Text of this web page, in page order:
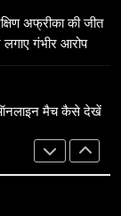
से जुड़ी हर
Fixing: दक्षिण
अफ्रीका की जीत
गंभीर आरोप
ऑनलाइन मैच कैसे देखें
भिड़ंत, जानें पूरा
चंडोक:
शादी से जुड़ी हर